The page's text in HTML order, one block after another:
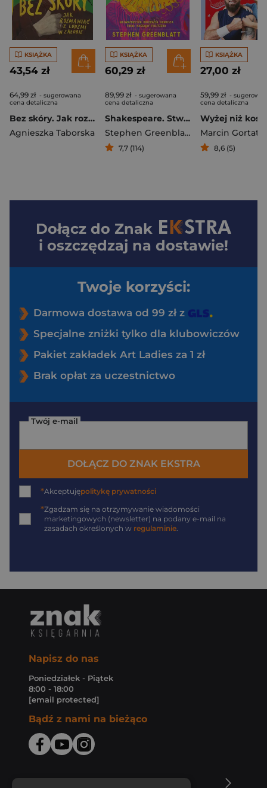
KSIĄŻKA
43,54 zł
64,99 zł - sugerowana
cena detaliczna
Bez skóry. Jak rozmawiać z ludźmi w żałobie
Agnieszka Taborska
KSIĄŻKA
60,29 zł
89,99 zł - sugerowana
cena detaliczna
Shakespeare. Stwarzanie świata
Stephen Greenblatt
7,7 (114)
KSIĄŻKA
27,00 zł
59,99 zł -
cena detaliczna
Marcin Gortat
8,6 (5)
Dołącz do Znak
i oszczędzaj na dostawie!
Twoje korzyści:
Darmowa dostawa od 99 zł z
Specjalne zniżki tylko dla klubowiczów
Pakiet zakładek Art Ladies za 1 zł
Brak opłat za uczestnictwo
Twój e-mail
DOŁĄCZ DO ZNAK EKSTRA
*Akceptujępolitykę prywatności
*Zgadzam się na otrzymywanie wiadomości
marketingowych (newsletter) na podany e-mail na
zasadach określonych w regulaminie.
Napisz do nas
Poniedziałek - Piątek
8:00 - 18:00
[email protected]
Bądź z nami na bieżąco